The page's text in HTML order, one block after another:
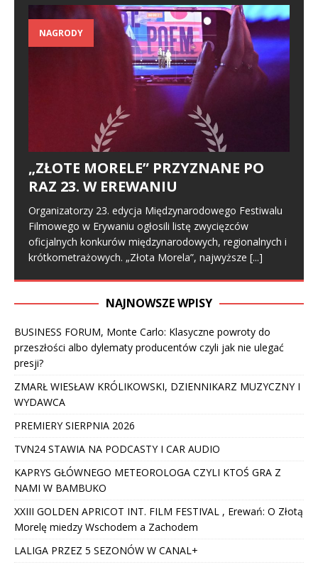
NAGRODY
„ZŁOTE MORELE” PRZYZNANE PO
RAZ 23. W EREWANIU
Organizatorzy 23. edycja Międzynarodowego Festiwalu
Filmowego w Erywaniu ogłosili listę zwycięzców
oficjalnych konkurów międzynarodowych, regionalnych i
krótkometrażowych. „Złota Morela”, najwyższe [...]
NAJNOWSZE WPISY
BUSINESS FORUM, Monte Carlo: Klasyczne powroty do
przeszłości albo dylematy producentów czyli jak nie ulegać
presji?
ZMARŁ WIESŁAW KRÓLIKOWSKI, DZIENNIKARZ MUZYCZNY I
WYDAWCA
PREMIERY SIERPNIA 2026
TVN24 STAWIA NA PODCASTY I CAR AUDIO
KAPRYS GŁÓWNEGO METEOROLOGA CZYLI KTOŚ GRA Z
NAMI W BAMBUKO
XXIII GOLDEN APRICOT INT. FILM FESTIVAL , Erewań: O Złotą
Morelę miedzy Wschodem a Zachodem
LALIGA PRZEZ 5 SEZONÓW W CANAL+